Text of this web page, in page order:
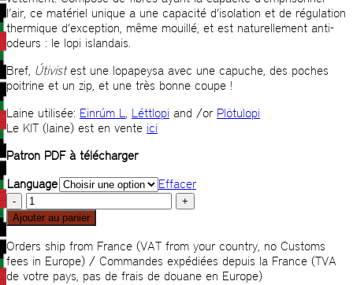
l’air, ce matériel unique a une capacité d’isolation et de régulation
thermique d’exception, même mouillé, et est naturellement anti-
odeurs : le lopi islandais.
Bref, Útivistest une lopapeysa avec une capuche, des poches
poitrine et un zip, et une très bonne coupe !
Laine utilisée: Einrúm L, Léttlopi and /or Plötulopi
Le KIT (laine) est en vente ici
Patron PDF à télécharger
Language
Effacer
quantité
de
Útivist
Ajouter au panier
Orders ship from France (VAT from your country, no Customs
fees in Europe) / Commandes expédiées depuis la France (TVA
de votre pays, pas de frais de douane en Europe)